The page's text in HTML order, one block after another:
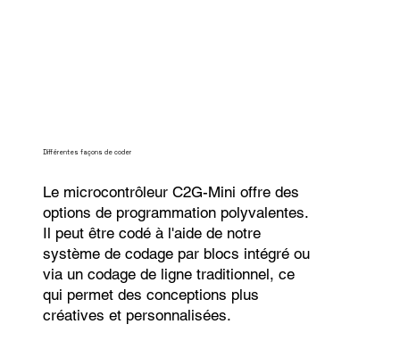
Différentes façons de coder
Le microcontrôleur C2G-Mini offre des
options de programmation polyvalentes.
Il peut être codé à l'aide de notre
système de codage par blocs intégré ou
via un codage de ligne traditionnel, ce
qui permet des conceptions plus
créatives et personnalisées.